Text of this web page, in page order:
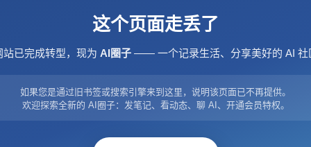
这个页面走丢了
站已完成转型，现为 AI圈子—— 一个记录生活、分享美好的 AI 社
如果您是通过旧书签或搜索引擎来到这里，说明该页面已不再提供。
欢迎探索全新的 AI圈子：发笔记、看动态、聊 AI、开通会员特权。